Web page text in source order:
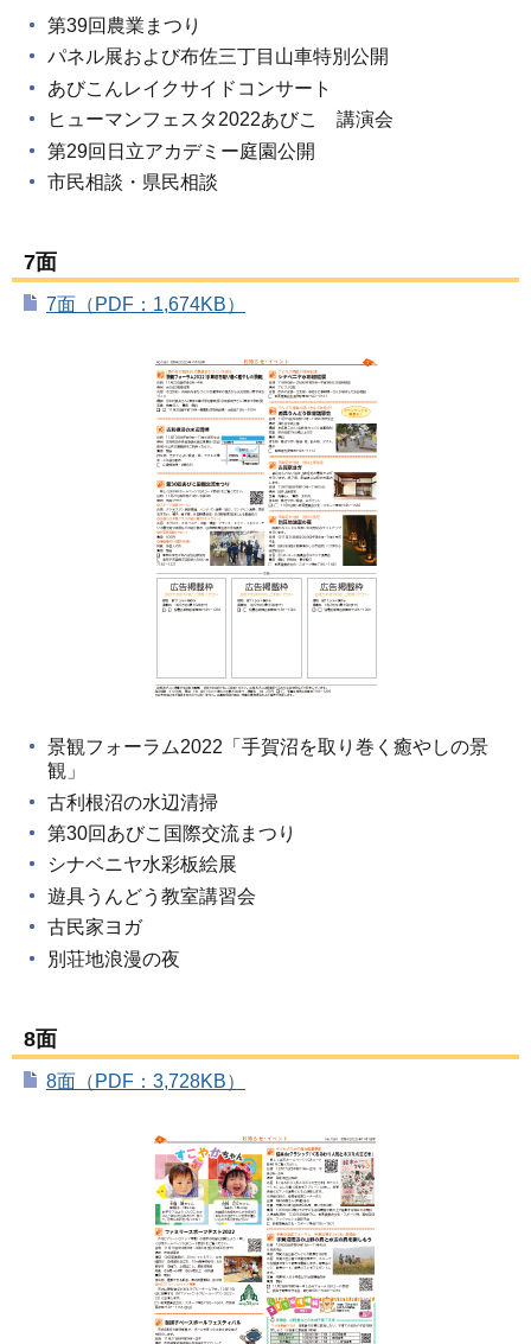
第39回農業まつり
パネル展および布佐三丁目山車特別公開
あびこんレイクサイドコンサート
ヒューマンフェスタ2022あびこ 講演会
第29回日立アカデミー庭園公開
市民相談・県民相談
7面
7面（PDF：1,674KB）
景観フォーラム2022「手賀沼を取り巻く癒やしの景
観」
古利根沼の水辺清掃
第30回あびこ国際交流まつり
シナベニヤ水彩板絵展
遊具うんどう教室講習会
古民家ヨガ
別荘地浪漫の夜
8面
8面（PDF：3,728KB）